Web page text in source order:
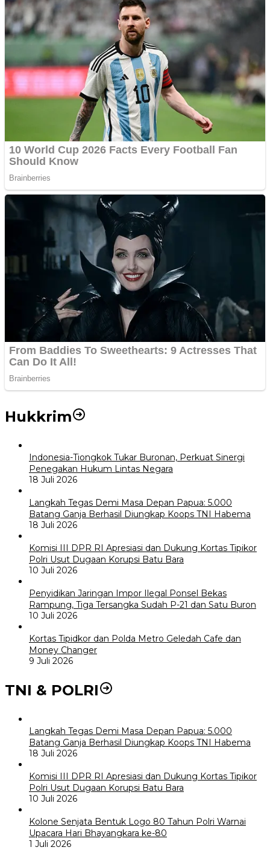
Hukkrim
Indonesia-Tiongkok Tukar Buronan, Perkuat Sinergi
Penegakan Hukum Lintas Negara
18 Juli 2026
Langkah Tegas Demi Masa Depan Papua: 5.000
Batang Ganja Berhasil Diungkap Koops TNI Habema
18 Juli 2026
Komisi III DPR RI Apresiasi dan Dukung Kortas Tipikor
Polri Usut Dugaan Korupsi Batu Bara
10 Juli 2026
Penyidikan Jaringan Impor Ilegal Ponsel Bekas
Rampung, Tiga Tersangka Sudah P-21 dan Satu Buron
10 Juli 2026
Kortas Tipidkor dan Polda Metro Geledah Cafe dan
Money Changer
9 Juli 2026
TNI & POLRI
Langkah Tegas Demi Masa Depan Papua: 5.000
Batang Ganja Berhasil Diungkap Koops TNI Habema
18 Juli 2026
Komisi III DPR RI Apresiasi dan Dukung Kortas Tipikor
Polri Usut Dugaan Korupsi Batu Bara
10 Juli 2026
Kolone Senjata Bentuk Logo 80 Tahun Polri Warnai
Upacara Hari Bhayangkara ke-80
1 Juli 2026